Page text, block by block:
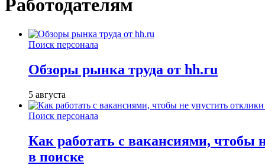
Работодателям
Поиск персонала
Обзоры рынка труда от hh.ru
5 августа
Поиск персонала
Как работать с вакансиями, чтобы
в поиске